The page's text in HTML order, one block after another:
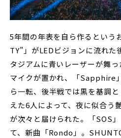
5年間の年表を自ら作るという
TY”」がLEDビジョンに流れた
タジアムに青いレーザーが舞
マイクが置かれ、「Sapphire
ら一転、後半戦では黒を基調
えた6人によって、夜に似合う
が次々と届けられた。「SOS
て、新曲「Rondo」。